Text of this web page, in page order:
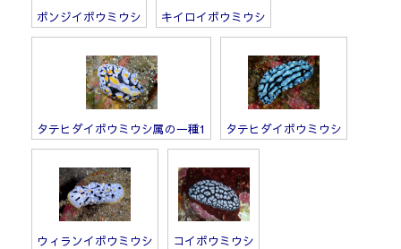
ボンジイボウミウシ キイロイボウミウシ
タテヒダイボウミウシ属の一種1 タテヒダイボウミウシ
ウィランイボウミウシ コイボウミウシ